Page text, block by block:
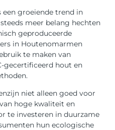
groeiende trend in
meer belang hechten
geproduceerde
in Houtenomarmen
te maken van
gecertificeerd hout en
niet alleen goed voor
hoge kwaliteit en
te investeren in duurzame
hun ecologische